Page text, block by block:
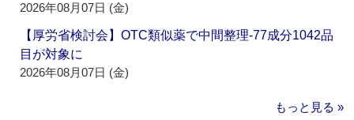
2026年08月07日 (金)
【厚労省検討会】OTC類似薬で中間整理‐77成分1042品
目が対象に
2026年08月07日 (金)
もっと見る »